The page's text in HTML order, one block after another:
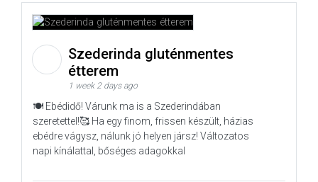
Szederinda gluténmentes
étterem
1 week 2 days ago
🍽️ Ebédidő! Várunk ma is a Szederindában
szeretettel!🥰 Ha egy finom, frissen készült, házias
ebédre vágysz, nálunk jó helyen jársz! Változatos
napi kínálattal, bőséges adagokkal